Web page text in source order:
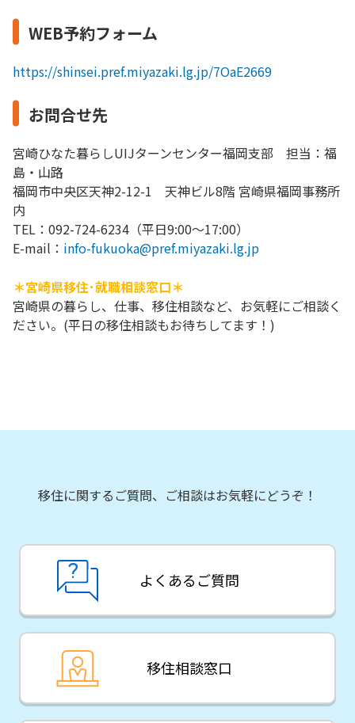
WEB予約フォーム
https://shinsei.pref.miyazaki.lg.jp/7OaE2669
お問合せ先
宮崎ひなた暮らしUIJターンセンター福岡支部 担当：福
島・山路
福岡市中央区天神2-12-1 天神ビル8階 宮崎県福岡事務所
内
TEL：092-724-6234（平日9:00～17:00）
E-mail： info-fukuoka@pref.miyazaki.lg.jp
＊宮崎県移住･就職相談窓口＊
宮崎県の暮らし、仕事、移住相談など、お気軽にご相談く
ださい。(平日の移住相談もお待ちしてます！)
移住に関するご質問、ご相談はお気軽にどうぞ！
よくあるご質問
移住相談窓口